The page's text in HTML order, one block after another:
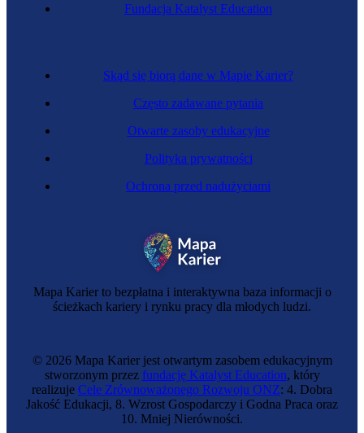
Mapa Karier to bezpłatna i interaktywna baza informacji o
ścieżkach kariery i rynku pracy dla młodych ludzi.
Skąd się biorą dane w Mapie Karier?
Często zadawane pytania
Otwarte zasoby edukacyjne
Polityka prywatności
Ochrona przed nadużyciami
Fundacja Katalyst Education
© 2026 Mapa Karier jest otwartym zasobem edukacyjnym
stworzonym przez fundację Katalyst Education, który
realizuje Cele Zrównoważonego Rozwoju ONZ: 4. Dobra
Jakość Edukacji, 8. Wzrost Gospodarczy i Godna Praca oraz
10. Mniej Nierówności.